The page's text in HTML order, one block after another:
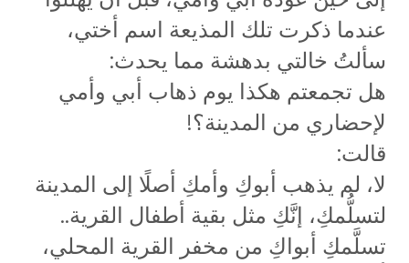
عندما ذكرت تلك المذيعة اسم أختي،
سألتُ خالتي بدهشة مما يحدث:
هل تجمعتم هكذا يوم ذهاب أبي وأمي
لإحضاري من المدينة؟!
قالت:
لا، لم يذهب أبوكِ وأمكِ أصلًا إلى المدينة
لتسلُّمكِ، إنَّكِ مثل بقية أطفال القرية..
تسلَّمكِ أبواكِ من مخفر القرية المحلي،